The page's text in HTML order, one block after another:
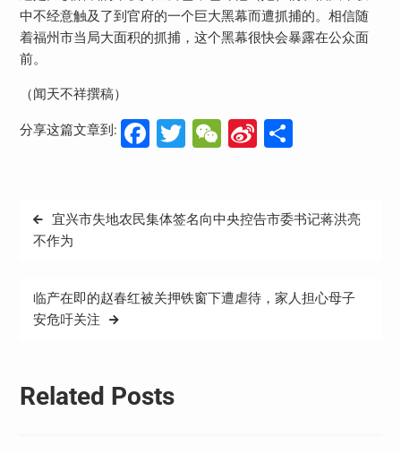
中不经意触及了到官府的一个巨大黑幕而遭抓捕的。相信随
着福州市当局大面积的抓捕，这个黑幕很快会暴露在公众面
前。
（闻天不祥撰稿）
分享这篇文章到: Facebook
Twitter
WeChat
Sina分
文
章
航
宜兴市失地农民集体签名向中央控告市委书记蒋洪亮
不作为
临产在即的赵春红被关押铁窗下遭虐待，家人担心母子
安危吁关注
Related Posts